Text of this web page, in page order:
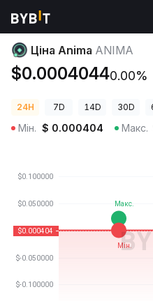
Ціни криптовалют Ціна Anima
Ціна Anima ANIMA
$0.00040440.00%
24H 7D 14D 30D
Мін. $ 0.000404 Макс.